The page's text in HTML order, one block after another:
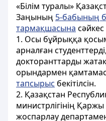
«Білім туралы»
Заңының 5-бабының
тармақшасына сәйкес
1. Осы бұйрыққа
арналған
докторанттарды
орындармен
тапсырыс бекітілсін.
2. Қазақстан
министрлігінің
жоспарлау